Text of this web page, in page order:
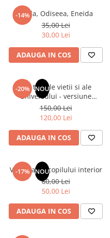
-14%
Iliada, Odiseea, Eneida
35,00 Lei
30,00 Lei
ADAUGA IN COS
-20% NOU
Din tainele vietii si ale
Universului - versiune
originala din 1939. Volumele I-
III. Cutie de colectie -Scarlat
Demetrescu
150,00 Lei
120,00 Lei
ADAUGA IN COS
-17% NOU
Vindecarea copilului interior
60,00 Lei
50,00 Lei
ADAUGA IN COS